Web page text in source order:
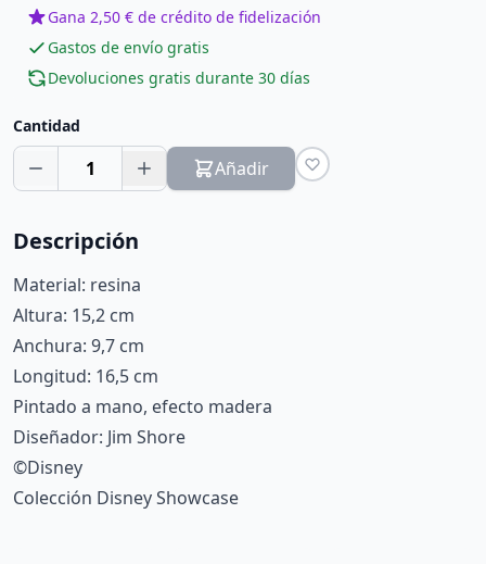
Gana 2,50 € de crédito de fidelización
Gastos de envío gratis
Devoluciones gratis durante 30 días
Cantidad
1 Añadir
Descripción
Material: resina
Altura: 15,2 cm
Anchura: 9,7 cm
Longitud: 16,5 cm
Pintado a mano, efecto madera
Diseñador: Jim Shore
©Disney
Colección Disney Showcase